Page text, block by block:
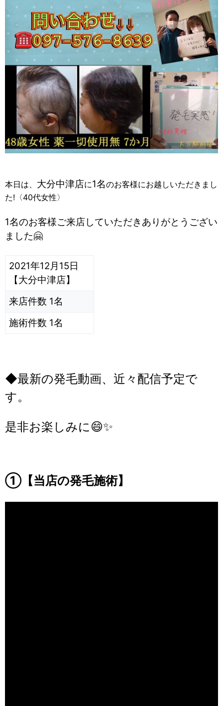
本日は、 大分中津店に1名のお客様にお越しいただきまし
た!〈40代女性〉
1名のお客様ご来店していただきありがとうござい
ました🤗
2021年12月15日
【大分中津店】
来店件数 1名
施術件数 1名
◆最新の発毛動画、近々配信予定で
す。
是非お楽しみに😄✨
①【当店の発毛施術】